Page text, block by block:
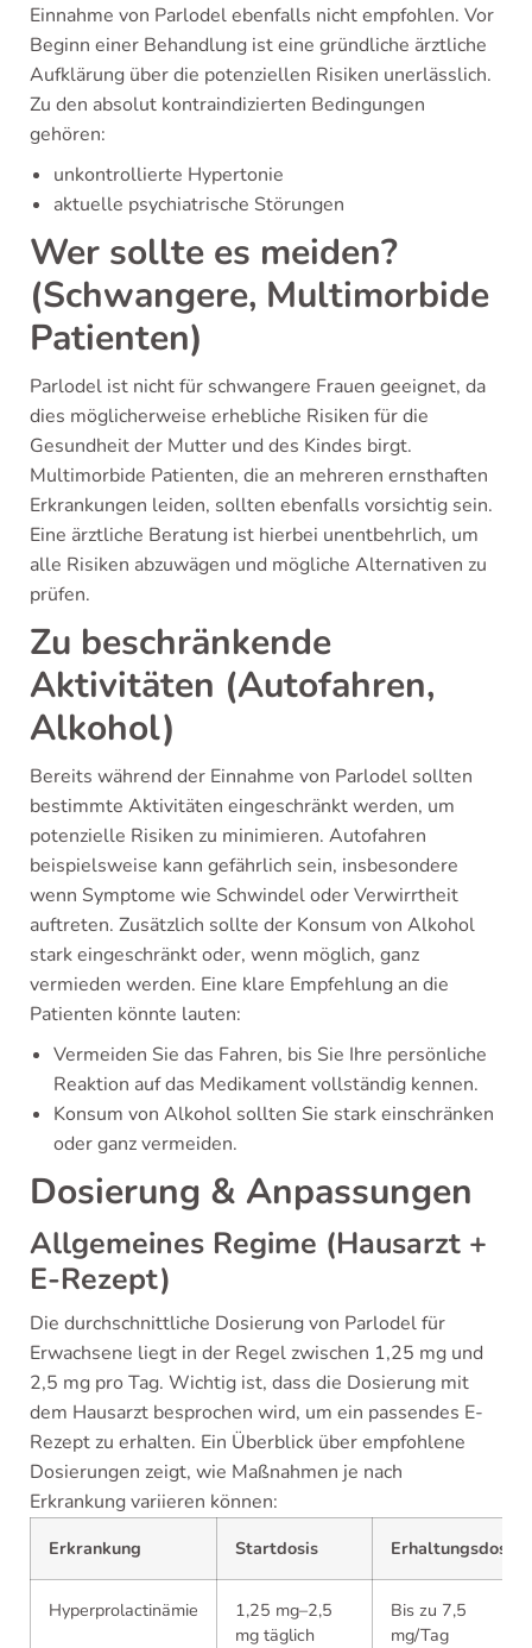
Einnahme von Parlodel ebenfalls nicht empfohlen. Vor
Beginn einer Behandlung ist eine gründliche ärztliche
Aufklärung über die potenziellen Risiken unerlässlich.
Zu den absolut kontraindizierten Bedingungen
gehören:
unkontrollierte Hypertonie
aktuelle psychiatrische Störungen
Wer sollte es meiden?
(Schwangere, Multimorbide
Patienten)
Parlodel ist nicht für schwangere Frauen geeignet, da
dies möglicherweise erhebliche Risiken für die
Gesundheit der Mutter und des Kindes birgt.
Multimorbide Patienten, die an mehreren ernsthaften
Erkrankungen leiden, sollten ebenfalls vorsichtig sein.
Eine ärztliche Beratung ist hierbei unentbehrlich, um
alle Risiken abzuwägen und mögliche Alternativen zu
prüfen.
Zu beschränkende
Aktivitäten (Autofahren,
Alkohol)
Bereits während der Einnahme von Parlodel sollten
bestimmte Aktivitäten eingeschränkt werden, um
potenzielle Risiken zu minimieren. Autofahren
beispielsweise kann gefährlich sein, insbesondere
wenn Symptome wie Schwindel oder Verwirrtheit
auftreten. Zusätzlich sollte der Konsum von Alkohol
stark eingeschränkt oder, wenn möglich, ganz
vermieden werden. Eine klare Empfehlung an die
Patienten könnte lauten:
Vermeiden Sie das Fahren, bis Sie Ihre persönliche
Reaktion auf das Medikament vollständig kennen.
Konsum von Alkohol sollten Sie stark einschränken
oder ganz vermeiden.
Dosierung & Anpassungen
Allgemeines Regime (Hausarzt +
E-Rezept)
Die durchschnittliche Dosierung von Parlodel für
Erwachsene liegt in der Regel zwischen 1,25 mg und
2,5 mg pro Tag. Wichtig ist, dass die Dosierung mit
dem Hausarzt besprochen wird, um ein passendes E-
Rezept zu erhalten. Ein Überblick über empfohlene
Dosierungen zeigt, wie Maßnahmen je nach
Erkrankung variieren können:
Erkrankung Startdosis Erhaltungsdosis
Hyperprolactinämie
1,25 mg–2,5
mg täglich
Bis zu 7,5
mg/Tag